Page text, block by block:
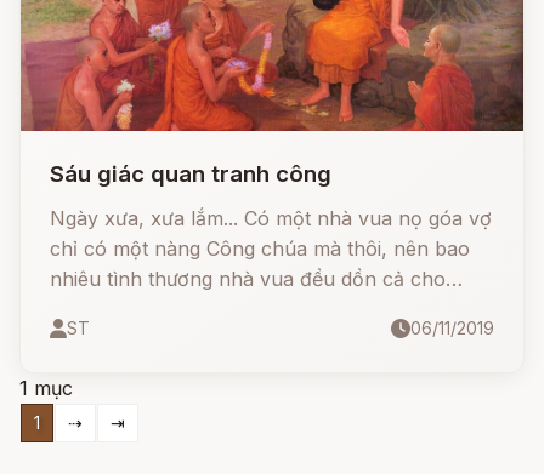
Sáu giác quan tranh công
Ngày xưa, xưa lắm... Có một nhà vua nọ góa vợ
chỉ có một nàng Công chúa mà thôi, nên bao
nhiêu tình thương nhà vua đều dồn cả cho
ST 06/11/2019
1 mục
1 ⇢ ⇥